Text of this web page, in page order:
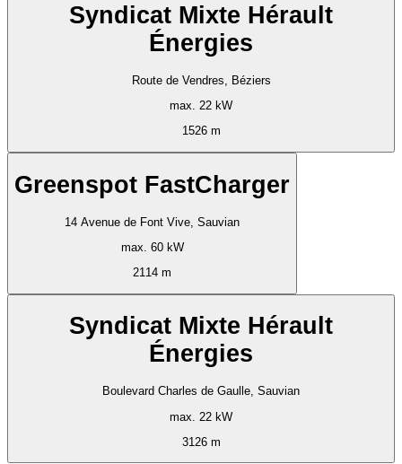
Syndicat Mixte Hérault
Énergies
Route de Vendres, Béziers
max. 22 kW
1526 m
Greenspot FastCharger
14 Avenue de Font Vive, Sauvian
max. 60 kW
2114 m
Syndicat Mixte Hérault
Énergies
Boulevard Charles de Gaulle, Sauvian
max. 22 kW
3126 m